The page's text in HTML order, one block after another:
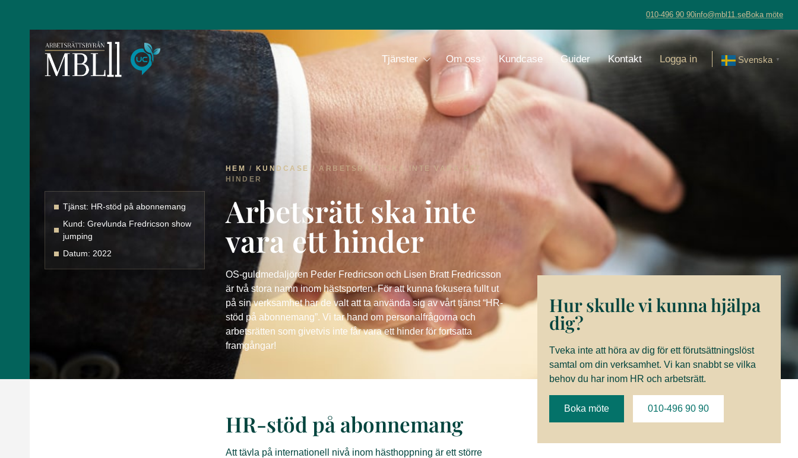
010-496 90 90info@mbl11.seBoka möte
Tjänster Om oss Kundcase Guider Kontakt Logga in Svenska ▼
Tjänst: HR-stöd på abonnemang
Kund: Grevlunda Fredricson show
jumping
Datum: 2022
HEM / KUNDCASE /ARBETSRÄTT SKA INTE VARA ETT
HINDER
Arbetsrätt ska inte
vara ett hinder
OS-guldmedaljören Peder Fredricson och Lisen Bratt Fredricsson
är två stora namn inom hästsporten. För att kunna fokusera fullt ut
på sin verksamhet har de valt att ta använda sig av vårt tjänst “HR-
stöd på abonnemang”. Vi tar hand om personalfrågorna och
arbetsrätten som givetvis inte får vara ett hinder för fortsatta
framgångar!
HR-stöd på abonnemang
Att tävla på internationell nivå inom hästhoppning är ett större
Hur skulle vi kunna hjälpa
dig?
Tveka inte att höra av dig för ett förutsättningslöst
samtal om din verksamhet. Vi kan snabbt se vilka
behov du har inom HR och arbetsrätt.
Boka möte 010-496 90 90